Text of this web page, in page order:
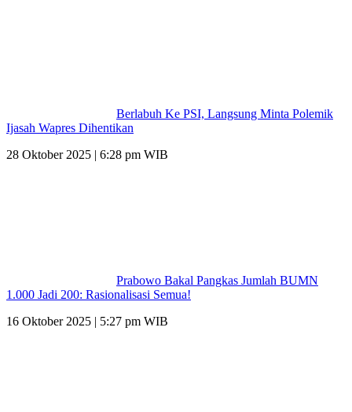
Berlabuh Ke PSI, Langsung Minta Polemik
Ijasah Wapres Dihentikan
28 Oktober 2025 | 6:28 pm WIB
Prabowo Bakal Pangkas Jumlah BUMN
1.000 Jadi 200: Rasionalisasi Semua!
16 Oktober 2025 | 5:27 pm WIB